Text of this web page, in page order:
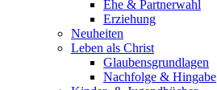
Ehe & Partnerwahl
Erziehung
Neuheiten
Leben als Christ
Glaubensgrundlagen
Nachfolge & Hingabe